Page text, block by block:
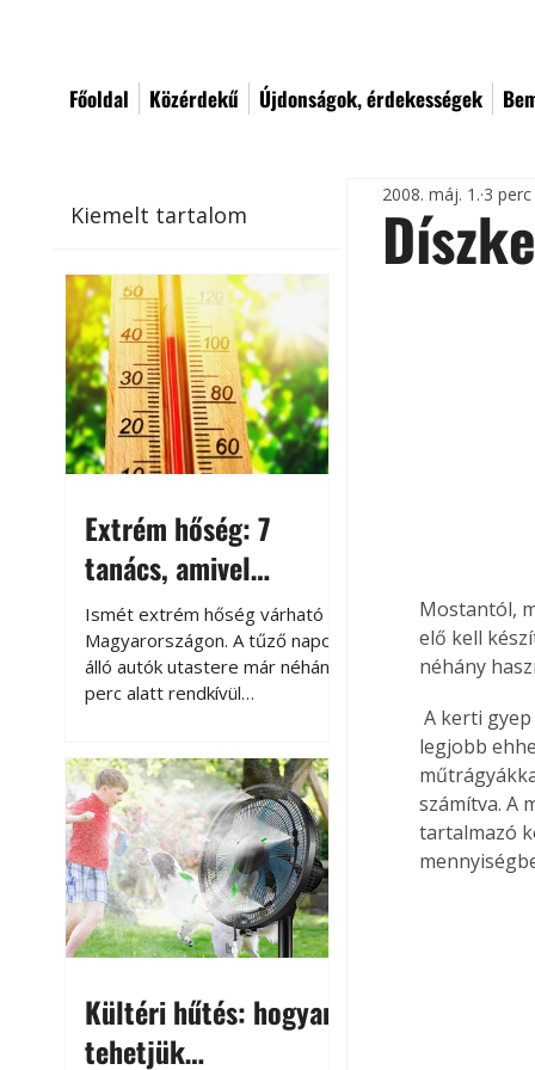
Főoldal Közérdekű Újdonságok, érdekességek
Kiemelt tartalom
Extrém hőség: 7
tanács, amivel
megóvhatjuk
autónkat a nyári
károktól
Ismét extrém hőség várható
Magyarországon. A tűző napon
álló autók utastere már néhány
perc alatt rendkívül
megközelítheti. Ez nemcsak a
beszállást teszi kellemetlenné,
hanem az autó állapotára és a
benne hagyott tárgyakra is
káros hatással lehet. Néhány
egyszerű óvintézkedéssel
azonban jelentősen
csökkenthetjük a hőség káros
Kültéri hűtés: hogyan
tehetjük
2008. máj. 1. 3
Mostantól,
elő kell
néhány
A kerti gyep kezelése során a legkésőbbi trágyázás november közepéig történjen meg. A
legjobb
számítva. A
tartalmazó